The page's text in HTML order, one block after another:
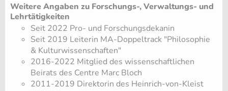
Weitere Angaben zu Forschungs-, Verwaltungs- und
Lehrtätigkeiten
Seit 2022 Pro- und Forschungsdekanin
Seit 2019 Leiterin MA-Doppeltrack "Philosophie
& Kulturwissenschaften"
2016-2022 Mitglied des wissenschaftlichen
Beirats des Centre Marc Bloch
2011-2019 Direktorin des Heinrich-von-Kleist